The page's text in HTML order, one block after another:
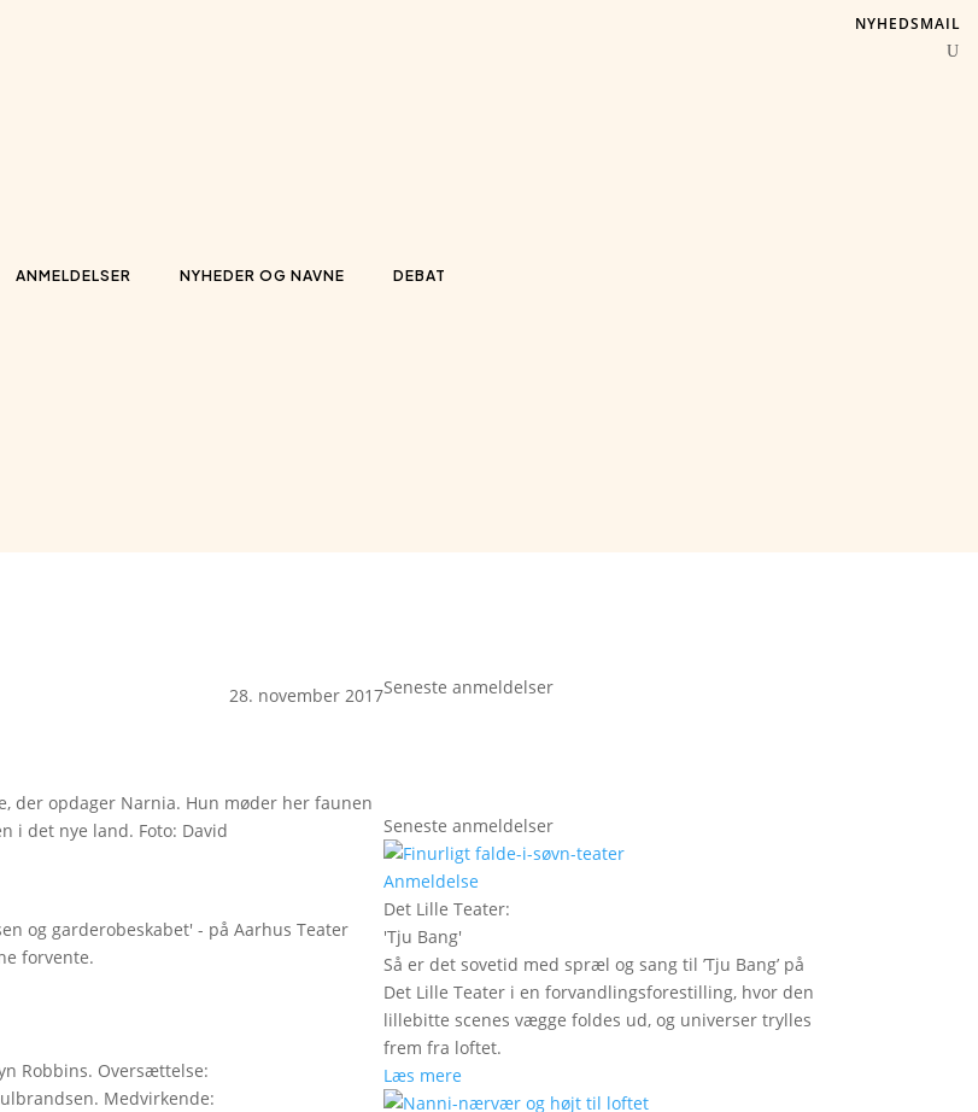
ANMELDELSER NYHEDER OG NAVNE DEBAT
NYHEDSMAIL
28. november 2017
der opdager Narnia. Hun møder her faunen
i det nye land. Foto: David
og garderobeskabet' - på Aarhus Teater
forvente.
Robbins. Oversættelse:
Medvirkende:
Seneste anmeldelser
Seneste anmeldelser
Anmeldelse
Det Lille Teater:
'Tju Bang'
Så er det sovetid med spræl og sang til ’Tju Bang’ på
Det Lille Teater i en forvandlingsforestilling, hvor den
lillebitte scenes vægge foldes ud, og universer trylles
frem fra loftet.
Læs mere